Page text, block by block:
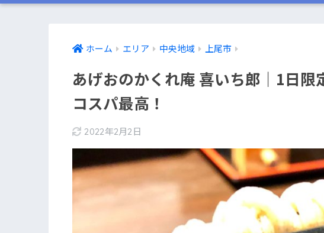
ホーム エリア 中央地域 上尾市
あげおのかくれ庵 喜いち郎｜1日
コスパ最高！
2022年2月2日